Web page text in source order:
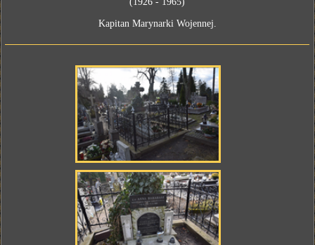
Kapitan Marynarki Wojennej.